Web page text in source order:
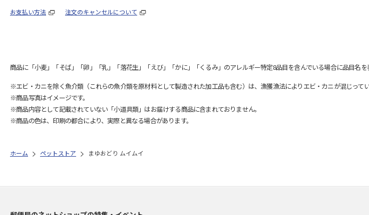
お支払い方法 注文のキャンセルについて
商品に「小麦」「そば」「卵」「乳」「落花生」「えび」「かに」「くるみ」のアレルギー特定8品目を含んでいる場合に品目名を
※エビ・カニを除く魚介類（これらの魚介類を原材料として製造された加工品も含む）は、漁獲漁法によりエビ・カニが混じって
※商品写真はイメージです。
※商品内容として記載されていない「小道具類」はお届けする商品に含まれておりません。
※商品の色は、印刷の都合により、実際と異なる場合があります。
ホーム ペットストア まゆおどり ムイムイ